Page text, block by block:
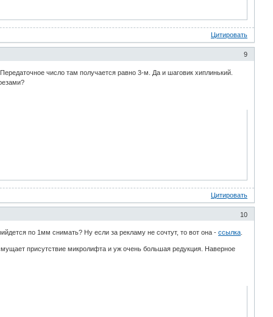
Цитировать
9
число там получается равно 3-м. Да и шаговик хиплинький.
Цитировать
10
по 1мм снимать? Ну если за рекламу не сочтут, то вот она -ссылка
присутствие микролифта и уж очень большая редукция. Наверное